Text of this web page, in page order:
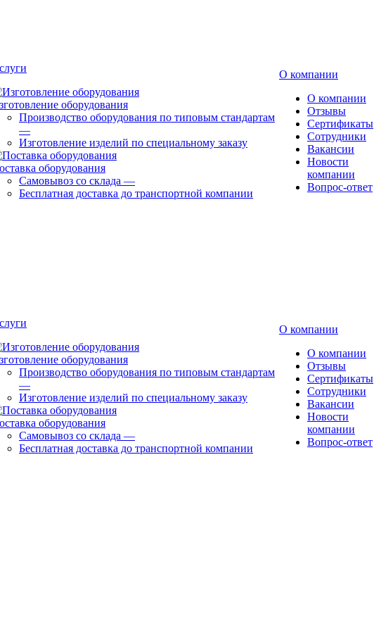
оборудования
Производство оборудования по типовым стандартам
—
Изготовление изделий по специальному заказу
оборудования
Самовывоз со склада —
Бесплатная доставка до транспортной компании
О компании
О компании
Отзывы
Сертификаты
Сотрудники
Вакансии
Новости
компании
Вопрос-ответ
оборудования
Производство оборудования по типовым стандартам
—
Изготовление изделий по специальному заказу
оборудования
Самовывоз со склада —
Бесплатная доставка до транспортной компании
О компании
О компании
Отзывы
Сертификаты
Сотрудники
Вакансии
Новости
компании
Вопрос-ответ